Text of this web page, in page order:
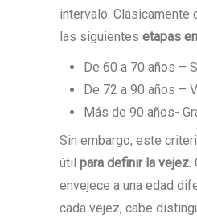
intervalo. Clásicamente
las siguientes etapas
De 60 a 70 años –
De 72 a 90 años –
Más de 90 años-
Sin embargo, este
útil para definir la vejez.
envejece a una edad
cada vejez, cabe